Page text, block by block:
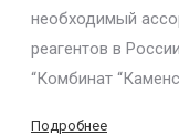
необходимый
реагентов в
“Комбинат
Подробнее